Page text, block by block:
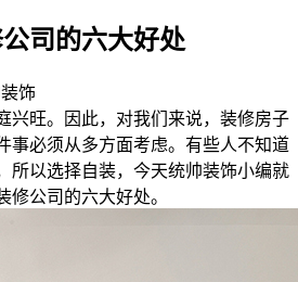
司的六大好处
饰
旺。因此，对我们来说，装修房子
事必须从多方面考虑。有些人不知道
所以选择自装，今天统帅装饰小编就
修公司的六大好处。